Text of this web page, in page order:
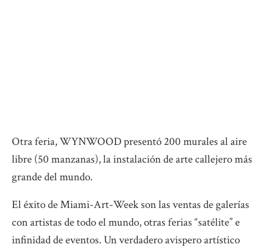
Otra feria, WYNWOOD presentó 200 murales al aire
libre (50 manzanas), la instalación de arte callejero más
grande del mundo.
El éxito de Miami-Art-Week son las ventas de galerías
con artistas de todo el mundo, otras ferias “satélite” e
infinidad de eventos. Un verdadero avispero artístico